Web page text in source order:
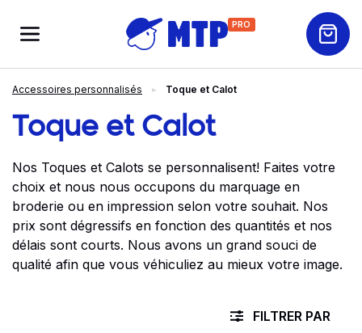
PRO
Accessoires personnalisés Toque et Calot
Toque et Calot
Nos Toques et Calots se personnalisent! Faites votre
choix et nous nous occupons du marquage en
broderie ou en impression selon votre souhait. Nos
prix sont dégressifs en fonction des quantités et nos
délais sont courts. Nous avons un grand souci de
qualité afin que vous véhiculiez au mieux votre image.
FILTRER PAR